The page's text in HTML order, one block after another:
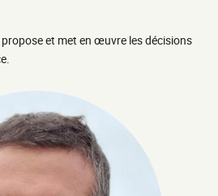
propose et met en œuvre les décisions